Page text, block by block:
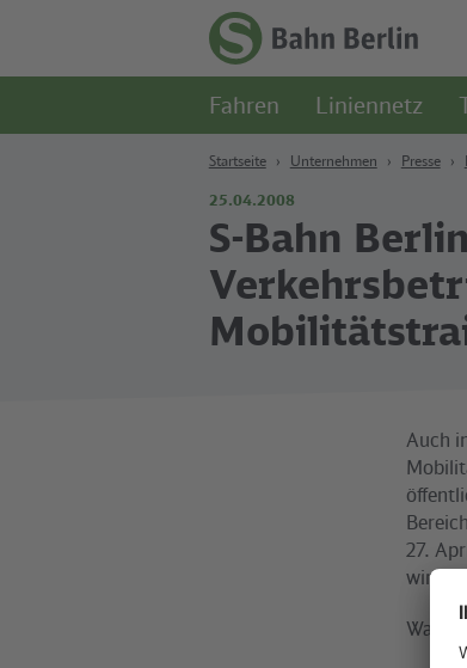
Zur
Startseite
-
S-
Bahn
Fahren Liniennetz
Startseite Unternehmen Presse
25.04.2008
S-Bahn
Auch
27.
wird.